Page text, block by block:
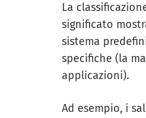
La
significato
sistema
specifiche (la
applicazioni).
Ad esempio, i